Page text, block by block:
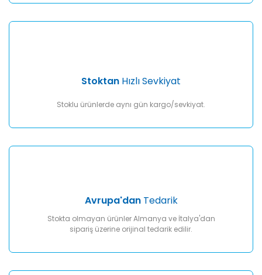
Stoktan Hızlı Sevkiyat
Stoklu ürünlerde aynı gün kargo/sevkiyat.
Avrupa'danTedarik
Stokta olmayan ürünler Almanya ve İtalya'dan
sipariş üzerine orijinal tedarik edilir.